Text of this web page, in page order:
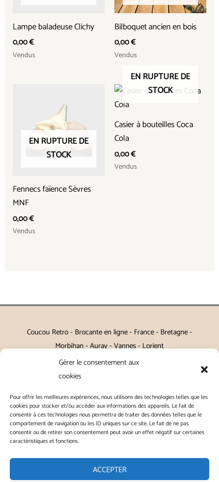
Gérer le consentement aux
cookies
Pour offrir les meilleures expériences, nous utilisons des technologies telles que les
cookies pour stocker et/ou accéder aux informations des appareils. Le fait de
consentir à ces technologies nous permettra de traiter des données telles que le
comportement de navigation ou les ID uniques sur ce site. Le fait de ne pas
consentir ou de retirer son consentement peut avoir un effet négatif sur certaines
caractéristiques et fonctions.
ACCEPTER
Lampe baladeuse Clichy
0,00€
Vendus
Bilboquet ancien en bois
0,00€
Vendus
EN RUPTURE DE
STOCK
Fennecs faïence Sèvres
MNF
0,00€
Vendus
EN RUPTURE DE
STOCK
Casier à bouteilles Coca
Cola
0,00€
Vendus
Coucou Retro - Brocante en ligne - France - Bretagne -
Morbihan - Auray - Vannes - Lorient
Petits meubles, décoration, miroirs, luminaires, Art de la table
Campagne Chic, Kitch
|Contact|Conditions générales de vente|Conditions
générales d'utilisation|Mentions légales|Politique de